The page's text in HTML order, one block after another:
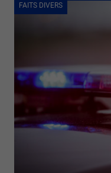
FAITS DIVERS